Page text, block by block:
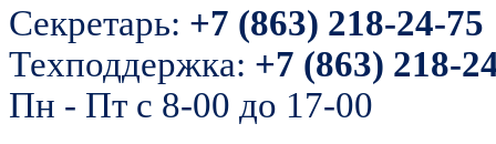
Секретарь: +7 (863) 218-24-75
Техподдержка: +7 (863) 218-
Пн - Пт с 8-00 до 17-00